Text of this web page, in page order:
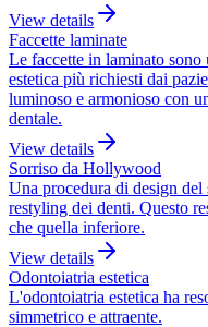
View details
Faccette laminate
Le faccette in laminato
estetica più richiesti dai
luminoso e armonioso con
dentale.
View details
Sorriso da Hollywood
Una procedura di design
restyling dei denti. Questo
che quella inferiore.
View details
Odontoiatria estetica
L'odontoiatria estetica ha
simmetrico e attraente.